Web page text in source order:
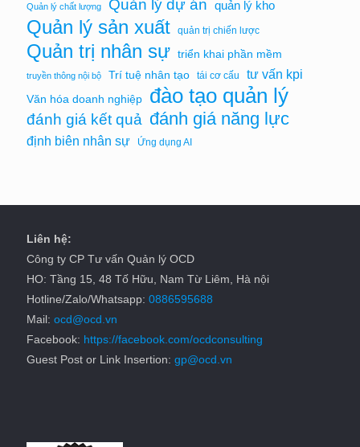
Quản lý chất lượng Quản lý dự án quản lý kho
Quản lý sản xuất quản trị chiến lược
Quản trị nhân sự triển khai phần mềm
truyền thông nội bộ Trí tuệ nhân tạo tái cơ cấu tư vấn kpi
Văn hóa doanh nghiệp đào tạo quản lý
đánh giá kết quả đánh giá năng lực
định biên nhân sự Ứng dụng AI
Liên hệ:
Công ty CP Tư vấn Quản lý OCD
HO: Tầng 15, 48 Tố Hữu, Nam Từ Liêm, Hà nội
Hotline/Zalo/Whatsapp: 0886595688
Mail: ocd@ocd.vn
Facebook: https://facebook.com/ocdconsulting
Guest Post or Link Insertion: gp@ocd.vn